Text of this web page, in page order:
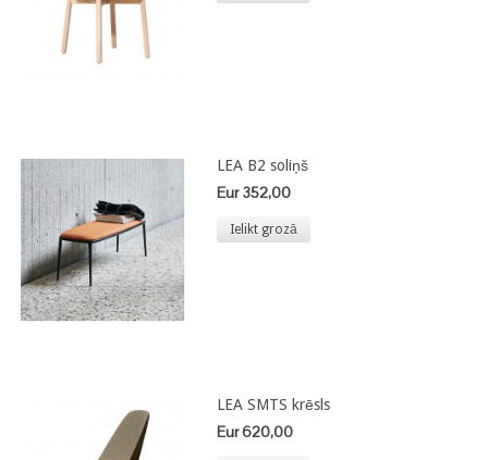
LEA B2 soliņš
Eur 352,00
Ielikt grozā
LEA SMTS krēsls
Eur 620,00